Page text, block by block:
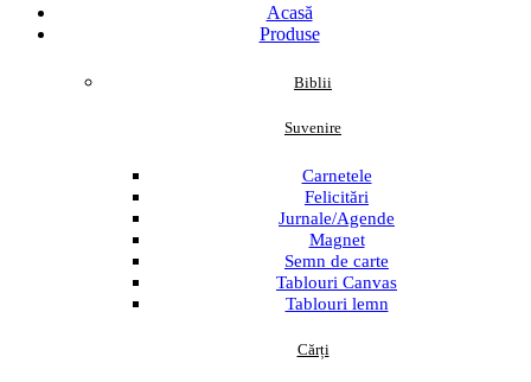
Acasă
Produse
Biblii
Suvenire
Menu
Carnetele
Felicitări
Jurnale/Agende
Magnet
Semn de carte
Tablouri Canvas
Tablouri lemn
Cărți